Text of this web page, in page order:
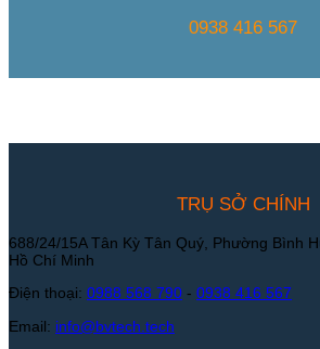
0938 416 567
TRỤ SỞ CHÍNH
688/24/15A Tân Kỳ Tân Quý, Phường Bình
Hồ Chí Minh
Điện thoại: 0988 568 790 - 0938 416 567
Email: info@bvtech.tech